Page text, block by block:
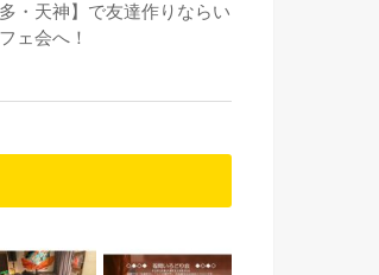
・天神】で友達作りならい
ェ会へ！